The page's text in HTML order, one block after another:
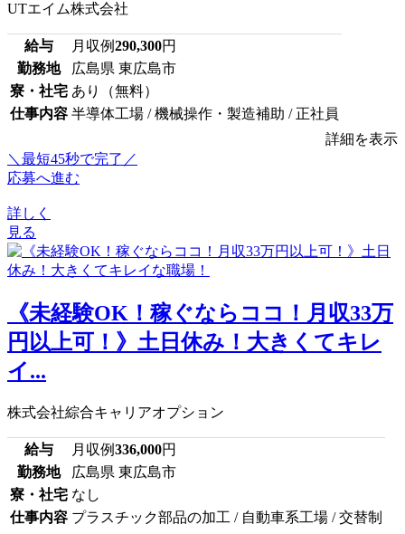
UTエイム株式会社
給与 月収例290,300円
勤務地
広島県 東広島市
寮・社宅 あり（無料）
仕事内容 半導体工場 / 機械操作・製造補助 / 正社員
詳細を表示
＼最短45秒で完了／
応募へ進む
詳しく
見る
《未経験OK！稼ぐならココ！月収33万
円以上可！》土日休み！大きくてキレ
イ...
株式会社綜合キャリアオプション
給与 月収例336,000円
勤務地
広島県 東広島市
寮・社宅 なし
仕事内容 プラスチック部品の加工 / 自動車系工場 / 交替制